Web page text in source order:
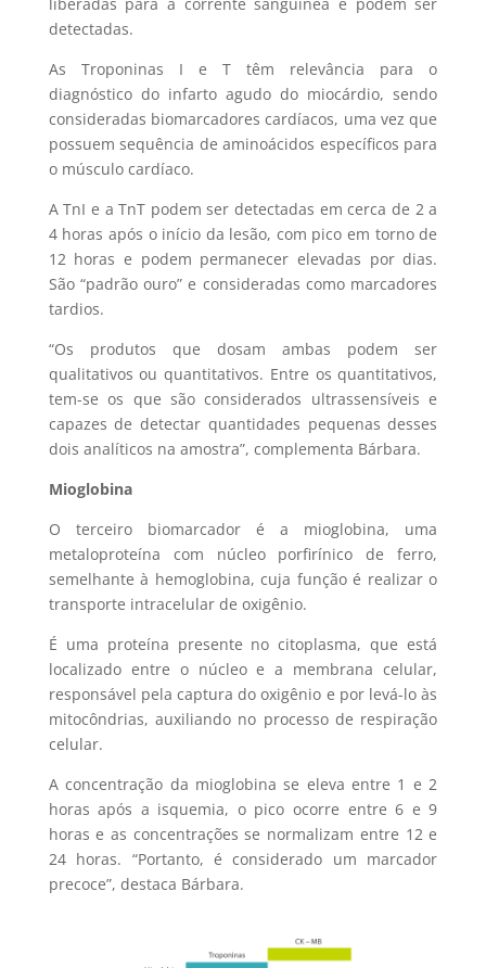
detectadas.
As Troponinas I e T têm relevância para o
diagnóstico do infarto agudo do miocárdio, sendo
consideradas biomarcadores cardíacos, uma vez que
possuem sequência de aminoácidos específicos para
o músculo cardíaco.
A TnI e a TnT podem ser detectadas em cerca de 2 a
4 horas após o início da lesão, com pico em torno de
12 horas e podem permanecer elevadas por dias.
São “padrão ouro” e consideradas como marcadores
tardios.
“Os produtos que dosam ambas podem ser
qualitativos ou quantitativos. Entre os quantitativos,
tem-se os que são considerados ultrassensíveis e
capazes de detectar quantidades pequenas desses
dois analíticos na amostra”, complementa Bárbara.
Mioglobina
O terceiro biomarcador é a mioglobina, uma
metaloproteína com núcleo porfirínico de ferro,
semelhante à hemoglobina, cuja função é realizar o
transporte intracelular de oxigênio.
É uma proteína presente no citoplasma, que está
localizado entre o núcleo e a membrana celular,
responsável pela captura do oxigênio e por levá-lo às
mitocôndrias, auxiliando no processo de respiração
celular.
A concentração da mioglobina se eleva entre 1 e 2
horas após a isquemia, o pico ocorre entre 6 e 9
horas e as concentrações se normalizam entre 12 e
24 horas. “Portanto, é considerado um marcador
precoce”, destaca Bárbara.